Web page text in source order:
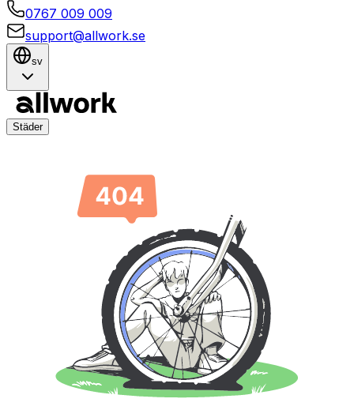
0767 009 009
support@allwork.se
sv
Städer
Sidan hittades inte
Hoppsan! Sidan du letar efter verkar ha försvunnit.
Ingen fara – vi hjälper dig tillbaka på rätt spår!
Gå till startsidan Gå tillbaka
Eller besök en av dessa sidor:
Vanliga frågor Blogg